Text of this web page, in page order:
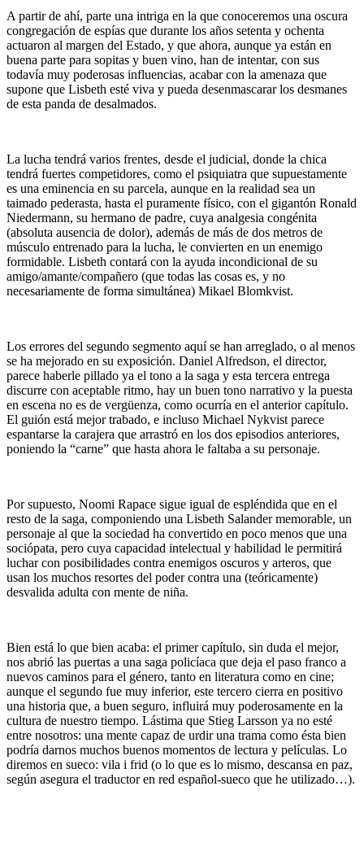
A partir de ahí, parte una intriga en la que conoceremos una oscura
congregación de espías que durante los años setenta y ochenta
actuaron al margen del Estado, y que ahora, aunque ya están en
buena parte para sopitas y buen vino, han de intentar, con sus
todavía muy poderosas influencias, acabar con la amenaza que
supone que Lisbeth esté viva y pueda desenmascarar los desmanes
de esta panda de desalmados.
La lucha tendrá varios frentes, desde el judicial, donde la chica
tendrá fuertes competidores, como el psiquiatra que supuestamente
es una eminencia en su parcela, aunque en la realidad sea un
taimado pederasta, hasta el puramente físico, con el gigantón Ronald
Niedermann, su hermano de padre, cuya analgesia congénita
(absoluta ausencia de dolor), además de más de dos metros de
músculo entrenado para la lucha, le convierten en un enemigo
formidable. Lisbeth contará con la ayuda incondicional de su
amigo/amante/compañero (que todas las cosas es, y no
necesariamente de forma simultánea) Mikael Blomkvist.
Los errores del segundo segmento aquí se han arreglado, o al menos
se ha mejorado en su exposición. Daniel Alfredson, el director,
parece haberle pillado ya el tono a la saga y esta tercera entrega
discurre con aceptable ritmo, hay un buen tono narrativo y la puesta
en escena no es de vergüenza, como ocurría en el anterior capítulo.
El guión está mejor trabado, e incluso Michael Nykvist parece
espantarse la carajera que arrastró en los dos episodios anteriores,
poniendo la “carne” que hasta ahora le faltaba a su personaje.
Por supuesto, Noomi Rapace sigue igual de espléndida que en el
resto de la saga, componiendo una Lisbeth Salander memorable, un
personaje al que la sociedad ha convertido en poco menos que una
sociópata, pero cuya capacidad intelectual y habilidad le permitirá
luchar con posibilidades contra enemigos oscuros y arteros, que
usan los muchos resortes del poder contra una (teóricamente)
desvalida adulta con mente de niña.
Bien está lo que bien acaba: el primer capítulo, sin duda el mejor,
nos abrió las puertas a una saga policíaca que deja el paso franco a
nuevos caminos para el género, tanto en literatura como en cine;
aunque el segundo fue muy inferior, este tercero cierra en positivo
una historia que, a buen seguro, influirá muy poderosamente en la
cultura de nuestro tiempo. Lástima que Stieg Larsson ya no esté
entre nosotros: una mente capaz de urdir una trama como ésta bien
podría darnos muchos buenos momentos de lectura y películas. Lo
diremos en sueco: vila i frid (o lo que es lo mismo, descansa en paz,
según asegura el traductor en red español-sueco que he utilizado…).